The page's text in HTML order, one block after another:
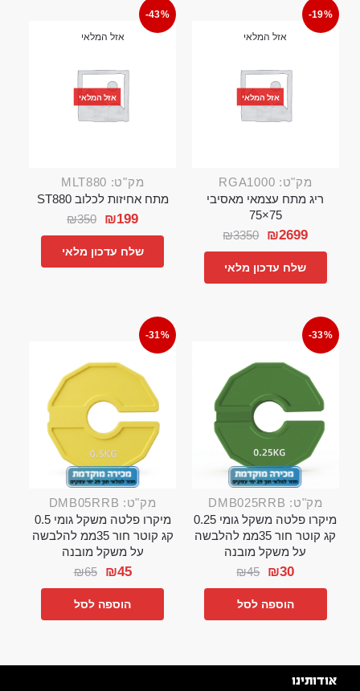
-19%
אזל המלאי
אזל המלאי
מק"ט: RGA1000
ריג מתח עצמאי מאסיבי
75×75
₪3350 ₪2699
שלח עדכון מלאי
-43%
אזל המלאי
אזל המלאי
מק"ט: MLT880
מתח אחיזות לכלוב ST880
₪350 ₪199
שלח עדכון מלאי
-33%
מק"ט: DMB025RRB
מיקרו פלטה משקל גומי 0.25
קג קוטר חור 35ממ להלבשה
על משקל מובנה
₪45 ₪30
הוספה לסל
-31%
מק"ט: DMB05RRB
מיקרו פלטה משקל גומי 0.5
קג קוטר חור 35ממ להלבשה
על משקל מובנה
₪65 ₪45
הוספה לסל
אודותינו